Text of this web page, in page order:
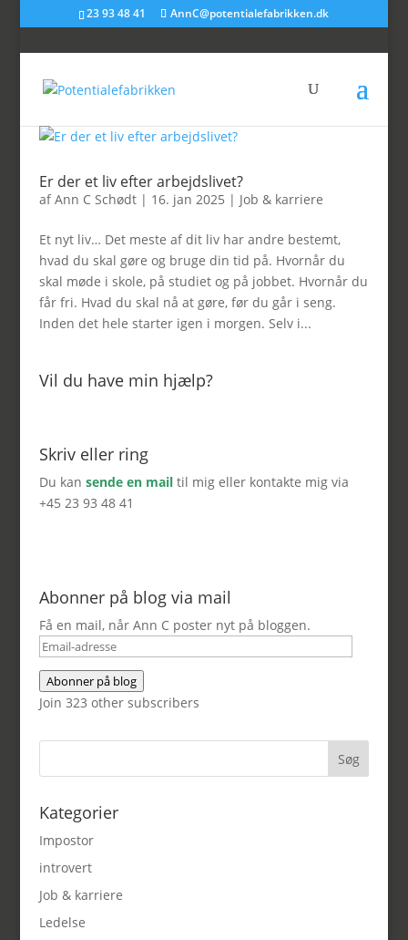
23 93 48 41 AnnC@potentialefabrikken.dk
Er der et liv efter arbejdslivet?
afAnn C Schødt| 16. jan 2025 | Job & karriere
Et nyt liv… Det meste af dit liv har andre bestemt,
hvad du skal gøre og bruge din tid på. Hvornår du
skal møde i skole, på studiet og på jobbet. Hvornår du
får fri. Hvad du skal nå at gøre, før du går i seng.
Inden det hele starter igen i morgen. Selv i...
Vil du have min hjælp?
Skriv eller ring
Du kan sende en mail til mig eller kontakte mig via
+45 23 93 48 41
Abonner på blog via mail
Få en mail, når Ann C poster nyt på bloggen.
Email-
adresse
Abonner på blog
Join 323 other subscribers
Kategorier
Impostor
introvert
Job & karriere
Ledelse